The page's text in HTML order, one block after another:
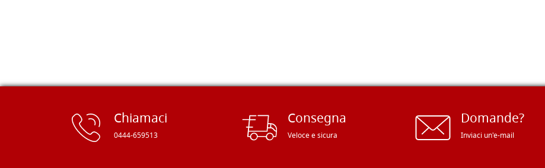
Chiamaci
0444-659513
Consegna
Veloce e sicura
Domande?
Inviaci un'e-mail